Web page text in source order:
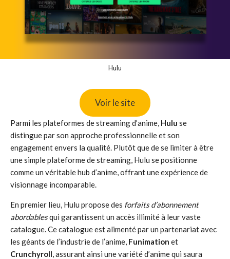
Hulu
Voir le site
Parmi les plateformes de streaming d’anime, Hulu se
distingue par son approche professionnelle et son
engagement envers la qualité. Plutôt que de se limiter à être
une simple plateforme de streaming, Hulu se positionne
comme un véritable hub d’anime, offrant une expérience de
visionnage incomparable.
En premier lieu, Hulu propose des forfaits d’abonnement
abordablesqui garantissent un accès illimité à leur vaste
catalogue. Ce catalogue est alimenté par un partenariat avec
les géants de l’industrie de l’anime, Funimation et
Crunchyroll, assurant ainsi une variété d’anime qui saura